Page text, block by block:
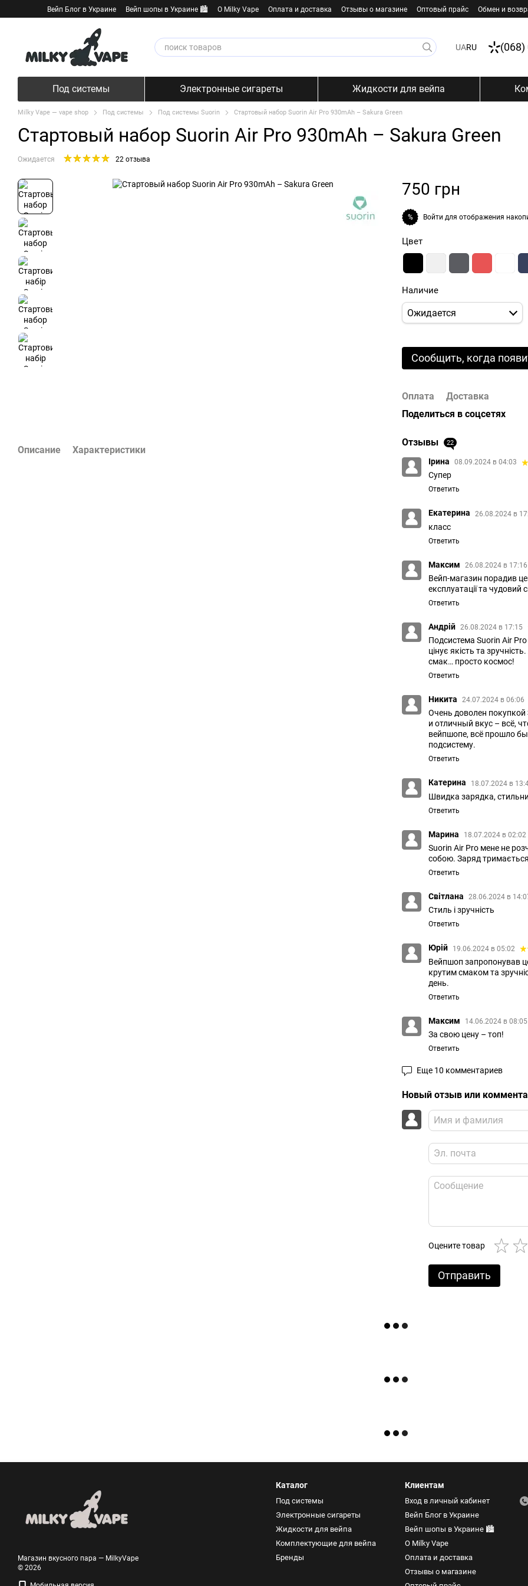
Перейти к основному контенту
Вейп Блог в Украине Вейп шопы в Украине 🏙️ О Milky Vape Оплата и доставка Отзывы о магазине Оптовый прайс Обмен и
UARU (068)
Под системы Электронные сигареты Жидкости для вейпа
Milky Vape — vape shop Под системы Под системы Suorin Стартовый набор Suorin Air Pro 930mAh – Sakura Green
Стартовый набор Suorin Air Pro 930mAh – Sakura Green
Ожидается 22 отзыва
Описание Характеристики
750 грн
% Войти для отображения
Цвет
Наличие
Ожидается
Сообщить, когда
Оплата
Доставка
Поделиться в соцсетях
Отзывы 22
Ірина 08.09.2024 в 04:03
Супер
Ответить
Екатерина 26.08.2024 в
класс
Ответить
Максим 26.08.2024 в 17:16
Вейп-магазин порадив
експлуатації та чудовий
Ответить
Андрій 26.08.2024 в 17:15
Подсистема Suorin Air
цінує якість та
смак… просто космос!
Ответить
Никита 24.07.2024 в 06:06
Очень доволен покупкой
и отличный вкус – всё,
вейпшопе, всё прошло
подсистему.
Ответить
Катерина 18.07.2024 в
Швидка зарядка,
Ответить
Марина 18.07.2024 в 02:02
Suorin Air Pro мене не
собою. Заряд
Ответить
Світлана 28.06.2024 в
Стиль і зручність
Ответить
Юрій 19.06.2024 в 05:02
Вейпшоп запропонував
крутим смаком та
день.
Ответить
Максим 14.06.2024 в 08:05
За свою цену – топ!
Ответить
Еще 10 комментариев
Новый отзыв или
Оцените товар
Отправить
Магазин вкусного пара — MilkyVape
© 2026
Каталог
Под системы
Электронные сигареты
Жидкости для вейпа
Комплектующие для вейпа
Бренды
Клиентам
Вход в личный кабинет
Вейп Блог в Украине
Вейп шопы в Украине 🏙️
О Milky Vape
Оплата и доставка
Отзывы о магазине